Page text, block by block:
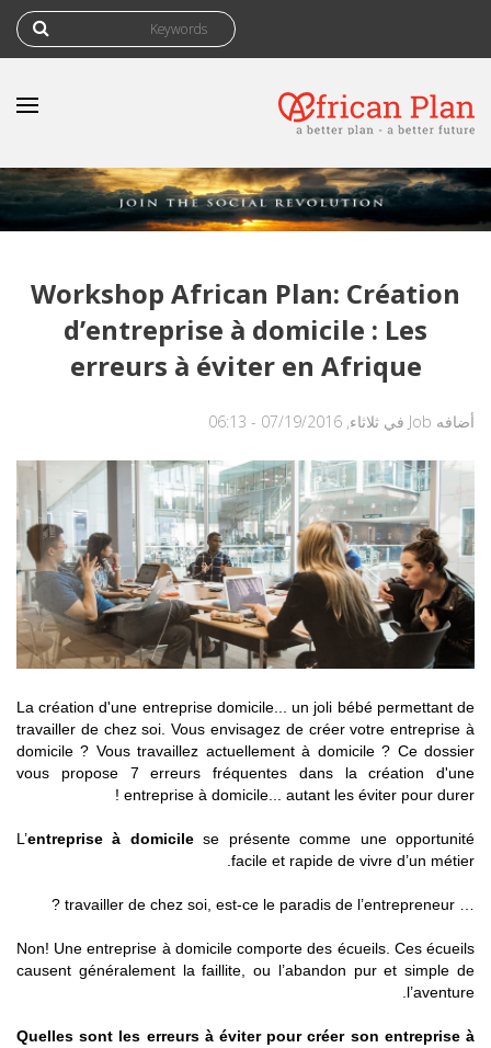
استمارة البحث
‏بحث ‏
Workshop African Plan: Création
d’entreprise à domicile : Les
erreurs à éviter en Afrique
أضافه Job في ثلاثاء, 07/19/2016 - 06:13
La création d'une entreprise domicile... un joli bébé permettant de
travailler de chez soi. Vous envisagez de créer votre entreprise à
domicile ? Vous travaillez actuellement à domicile ? Ce dossier
vous propose 7 erreurs fréquentes dans la création d'une
entreprise à domicile... autant les éviter pour durer !
L’entreprise à domicilese présente comme une opportunité
facile et rapide de vivre d’un métier.
… travailler de chez soi, est-ce le paradis de l’entrepreneur ?
Non! Une entreprise à domicile comporte des écueils. Ces écueils
causent généralement la faillite, ou l’abandon pur et simple de
l’aventure.
Quelles sont les erreurs à éviter pour créer son entreprise à